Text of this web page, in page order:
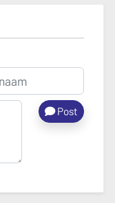
Post